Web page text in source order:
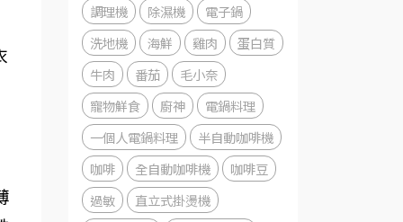
調理機
除濕機
電子鍋
洗地機
海鮮 雞肉
蛋白質
牛肉
番茄
毛小奈
寵物鮮食
廚神
電鍋料理
一個人電鍋料理
半自動咖啡機
咖啡
全自動咖啡機
咖啡豆
過敏
直立式掛燙機